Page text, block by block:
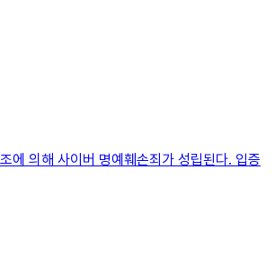
에 의해 사이버 명예훼손죄가 성립된다. 입증